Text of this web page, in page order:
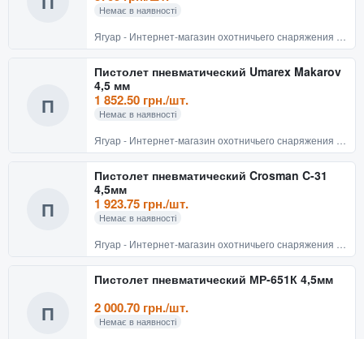
Немає в наявності
П
Пистолет пневматический Umarex Makarov
4,5 мм
1 852.50 грн./шт.
Немає в наявності
П
Пистолет пневматический Crosman C-31
4,5мм
1 923.75 грн./шт.
Немає в наявності
П
Пистолет пневматический МР-651К 4,5мм
2 000.70 грн./шт.
Немає в наявності